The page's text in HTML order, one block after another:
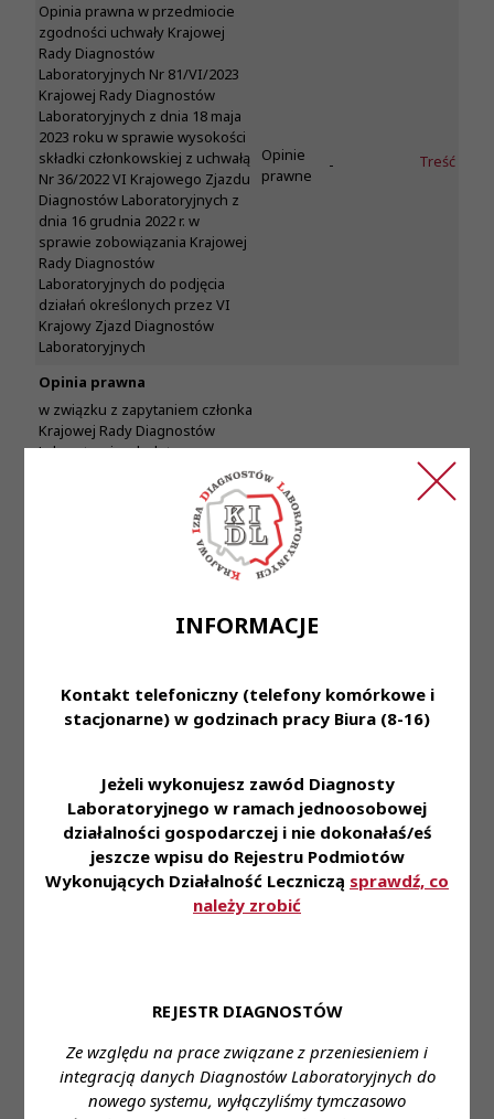
INFORMACJE
Kontakt telefoniczny (telefony komórkowe i
stacjonarne) w godzinach pracy Biura (8-16)
Jeżeli wykonujesz zawód Diagnosty
Laboratoryjnego w ramach jednoosobowej
działalności gospodarczej i nie dokonałaś/eś
jeszcze wpisu do Rejestru Podmiotów
Wykonujących Działalność Leczniczą sprawdź, co
należy zrobić
REJESTR DIAGNOSTÓW
Ze względu na prace związane z przeniesieniem i
integracją danych Diagnostów Laboratoryjnych do
nowego systemu, wyłączyliśmy tymczasowo
Opinia prawna w przedmiocie
zgodności uchwały Krajowej
Rady Diagnostów
Laboratoryjnych Nr 81/VI/2023
Krajowej Rady Diagnostów
Laboratoryjnych z dnia 18 maja
2023 roku w sprawie wysokości
składki członkowskiej z uchwałą
Nr 36/2022 VI Krajowego Zjazdu
Diagnostów Laboratoryjnych z
dnia 16 grudnia 2022 r. w
sprawie zobowiązania Krajowej
Rady Diagnostów
Laboratoryjnych do podjęcia
działań określonych przez VI
Krajowy Zjazd Diagnostów
Laboratoryjnych
Opinie
prawne
- Treść
Opinia prawna
w związku z zapytaniem członka
Krajowej Rady Diagnostów
Laboratoryjnych dotyczącym
diagnostów laboratoryjnych
„zaświadczenia o dopełnieniu
(bądź nie) obowiązku realizacji
ciągłego szkolenia” oraz
poprawnych dokumentów”, tj. −
załącznika do rozporządzenia
Ministra Zdrowia z dnia 24 lipca
laboratoryjnych, ewentualnie
zgodnych z częścią III
„Dopełnienie obowiązku
doskonalenia zawodowego”,
załącznika nr 1 do
rozporządzeni Ministra Zdrowia
z dnia 7 grudnia 2023 r. w
prawne
stosowanych po utracie mocy
obowiązującej przez
rozporządzenie Ministra